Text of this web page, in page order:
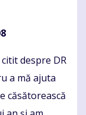
despre DR
a mă ajuta
căsătorească